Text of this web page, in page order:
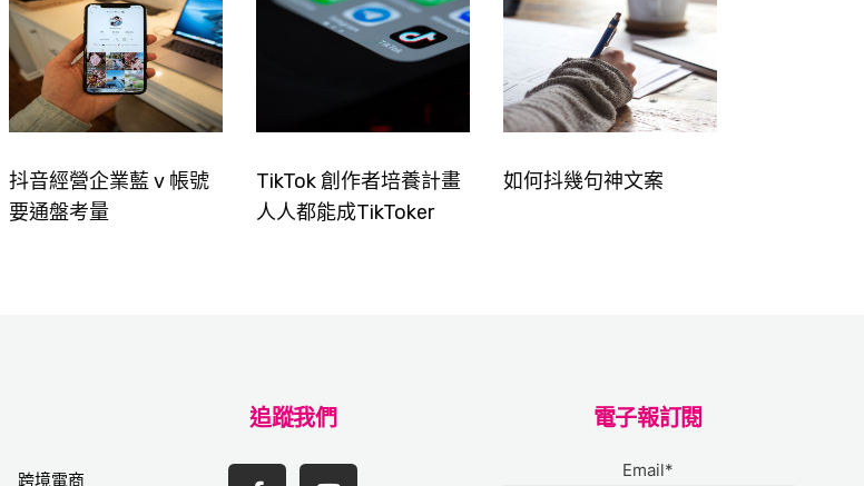
抖音經營企業藍 v 帳號
要通盤考量
TikTok 創作者培養計畫
人人都能成TikToker
如何抖幾句神文案
跨境電商
追蹤我們 電子報訂閱
Email*